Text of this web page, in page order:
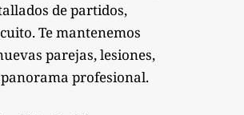
de partidos,
Te mantenemos
parejas, lesiones,
profesional.